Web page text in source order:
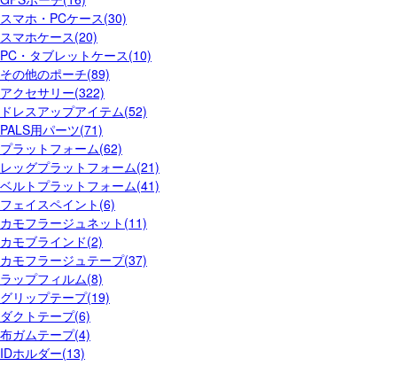
スマホ・PCケース(30)
スマホケース(20)
PC・タブレットケース(10)
その他のポーチ(89)
アクセサリー(322)
ドレスアップアイテム(52)
PALS用パーツ(71)
プラットフォーム(62)
レッグプラットフォーム(21)
ベルトプラットフォーム(41)
フェイスペイント(6)
カモフラージュネット(11)
カモブラインド(2)
カモフラージュテープ(37)
ラップフィルム(8)
グリップテープ(19)
ダクトテープ(6)
布ガムテープ(4)
IDホルダー(13)